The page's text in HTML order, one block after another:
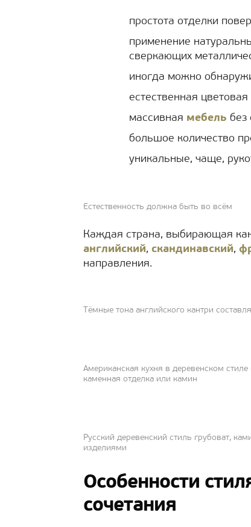
простота отделки
применение
сверкающих
иногда можно
естественная
массивная мебель без
большое количество
уникальные, чаще,
Естественность должна быть во всём
Каждая страна, выбирающая
английский, скандинавский,
направления.
Тёмные тона английского кантри
Американская кухня в деревенском
каменная отделка или камин
Русский деревенский стиль грубоват,
изделиями
Особенности
сочетания